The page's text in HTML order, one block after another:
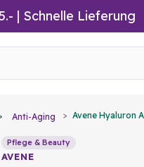
| Schnelle Lieferung
Anti-Aging Avene Hyaluron
Pflege & Beauty
AVENE